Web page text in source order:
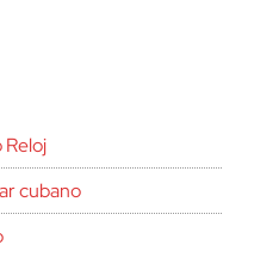
Reloj
cubano